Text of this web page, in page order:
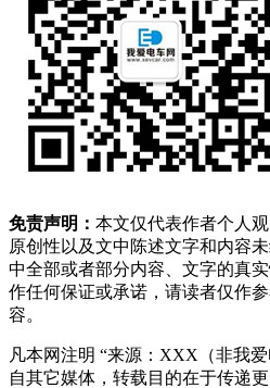
免责声明： 本文仅代表作者个人
原创性以及文中陈述文字和内容
中全部或者部分内容、文字的真
作任何保证或承诺，请读者仅作
容。
凡本网注明 “来源：XXX（非我
自其它媒体，转载目的在于传递